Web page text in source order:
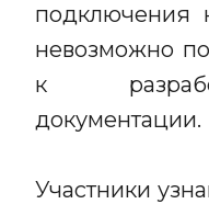
подключения
невозможно
к
документации.
Участники